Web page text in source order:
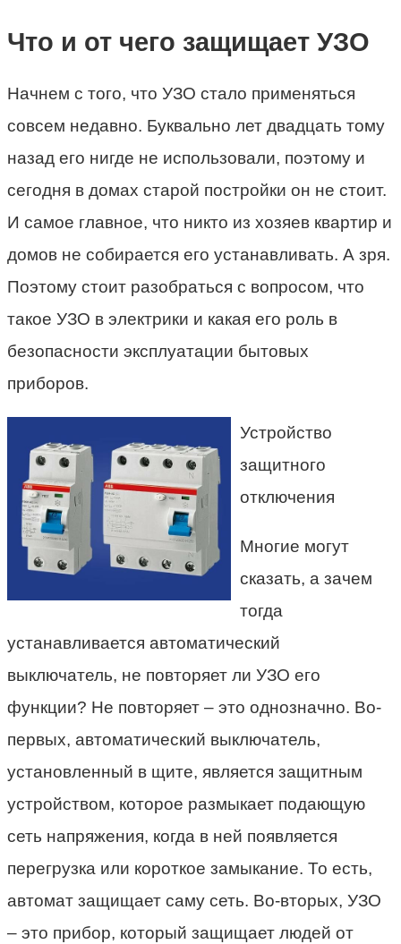
Что и от чего защищает УЗО
Начнем с того, что УЗО стало применяться
совсем недавно. Буквально лет двадцать тому
назад его нигде не использовали, поэтому и
сегодня в домах старой постройки он не стоит.
И самое главное, что никто из хозяев квартир и
домов не собирается его устанавливать. А зря.
Поэтому стоит разобраться с вопросом, что
такое УЗО в электрики и какая его роль в
безопасности эксплуатации бытовых
приборов.
Устройство
защитного
отключения
Многие могут
сказать, а зачем
тогда
устанавливается автоматический
выключатель, не повторяет ли УЗО его
функции? Не повторяет – это однозначно. Во-
первых, автоматический выключатель,
установленный в щите, является защитным
устройством, которое размыкает подающую
сеть напряжения, когда в ней появляется
перегрузка или короткое замыкание. То есть,
автомат защищает саму сеть. Во-вторых, УЗО
– это прибор, который защищает людей от